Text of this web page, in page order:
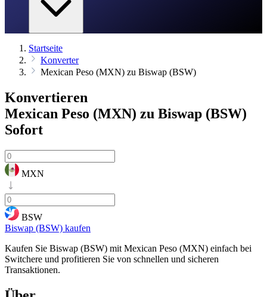
Startseite
Konverter
Mexican Peso (MXN) zu Biswap (BSW)
Konvertieren
Mexican Peso (MXN) zu Biswap (BSW)
Sofort
MXN
BSW
Biswap (BSW) kaufen
Kaufen Sie Biswap (BSW) mit Mexican Peso (MXN) einfach bei
Switchere und profitieren Sie von schnellen und sicheren
Transaktionen.